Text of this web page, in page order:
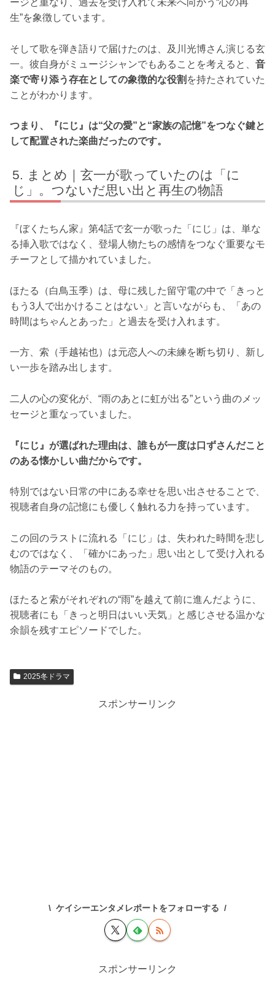
ージと重なり、過去を受け入れて未来へ向かう“心の再
生”を象徴しています。
そして歌を弾き語りで届けたのは、及川光博さん演じる玄
一。彼自身がミュージシャンでもあることを考えると、 音
楽で寄り添う存在としての象徴的な役割 を持たされていた
ことがわかります。
つまり、『にじ』は“父の愛”と“家族の記憶”をつなぐ鍵と
して配置された楽曲だったのです。
まとめ｜玄一が歌っていたのは「に
じ」。つないだ思い出と再生の物語
『ぼくたちん家』第4話で玄一が歌った「にじ」は、単な
る挿入歌ではなく、登場人物たちの感情をつなぐ重要なモ
チーフとして描かれていました。
ほたる（白鳥玉季）は、母に残した留守電の中で「きっと
もう3人で出かけることはない」と言いながらも、「あの
時間はちゃんとあった」と過去を受け入れます。
一方、索（手越祐也）は元恋人への未練を断ち切り、新し
い一歩を踏み出します。
二人の心の変化が、“雨のあとに虹が出る”という曲のメッ
セージと重なっていました。
『にじ』が選ばれた理由は、誰もが一度は口ずさんだこと
のある懐かしい曲だからです。
特別ではない日常の中にある幸せを思い出させることで、
視聴者自身の記憶にも優しく触れる力を持っています。
この回のラストに流れる「にじ」は、失われた時間を悲し
むのではなく、「確かにあった」思い出として受け入れる
物語のテーマそのもの。
ほたると索がそれぞれの“雨”を越えて前に進んだように、
視聴者にも「きっと明日はいい天気」と感じさせる温かな
余韻を残すエピソードでした。
2025冬ドラマ
スポンサーリンク
ケイシーエンタメレポートをフォローする
スポンサーリンク